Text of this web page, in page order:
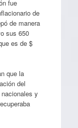
fue
de
de manera
sus 650
es de $
que la
del
y